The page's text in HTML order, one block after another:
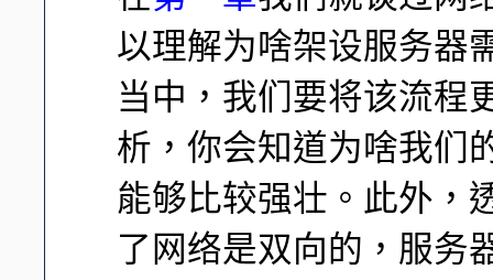
以理解为啥架设服务器
当中，我们要将该流程
析，你会知道为啥我们
能够比较强壮。此外，
了网络是双向的，服务